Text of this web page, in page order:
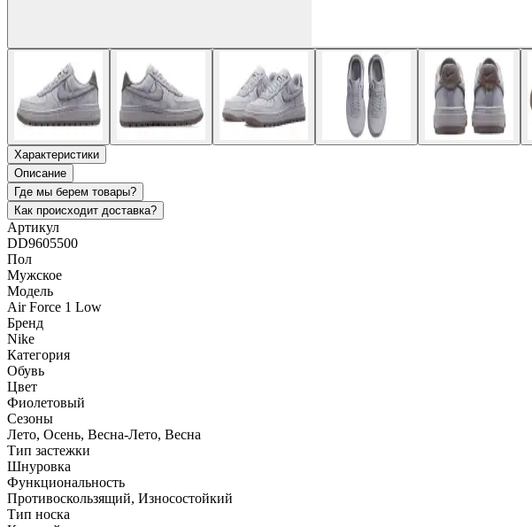
Характеристики
Описание
Где мы берем товары?
Как происходит доставка?
Артикул
DD9605500
Пол
Мужское
Модель
Air Force 1 Low
Бренд
Nike
Категория
Обувь
Цвет
Фиолетовый
Сезоны
Лето, Осень, Весна-Лето, Весна
Тип застежки
Шнуровка
Функциональность
Противоскользящий, Износостойкий
Тип носка